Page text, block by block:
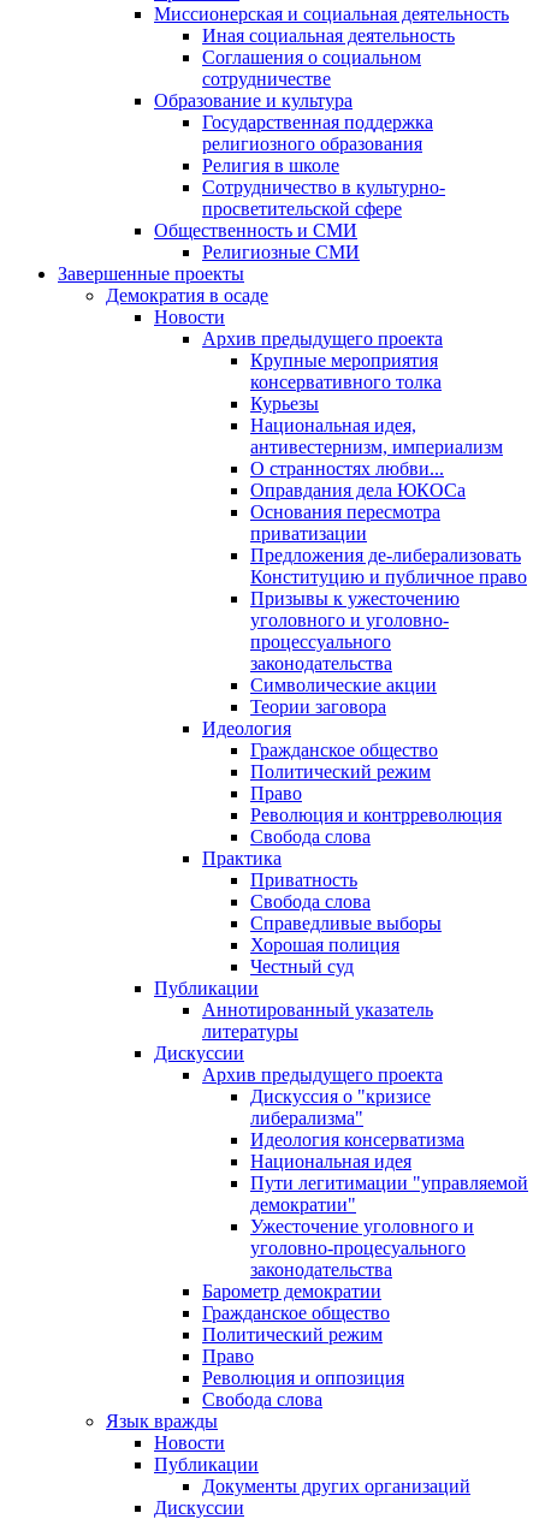
Миссионерская и социальная деятельность
Иная социальная деятельность
Соглашения о социальном
сотрудничестве
Образование и культура
Государственная поддержка
религиозного образования
Религия в школе
Сотрудничество в культурно-
просветительской сфере
Общественность и СМИ
Религиозные СМИ
Завершенные проекты
Демократия в осаде
Новости
Архив предыдущего проекта
Крупные мероприятия
консервативного толка
Курьезы
Национальная идея,
антивестернизм, империализм
О странностях любви...
Оправдания дела ЮКОСа
Основания пересмотра
приватизации
Предложения де-либерализовать
Конституцию и публичное право
Призывы к ужесточению
уголовного и уголовно-
процессуального
законодательства
Символические акции
Теории заговора
Идеология
Гражданское общество
Политический режим
Право
Революция и контрреволюция
Свобода слова
Практика
Приватность
Свобода слова
Справедливые выборы
Хорошая полиция
Честный суд
Публикации
Аннотированный указатель
литературы
Дискуссии
Архив предыдущего проекта
Дискуссия о "кризисе
либерализма"
Идеология консерватизма
Национальная идея
Пути легитимации "управляемой
демократии"
Ужесточение уголовного и
уголовно-процесуального
законодательства
Барометр демократии
Гражданское общество
Политический режим
Право
Революция и оппозиция
Свобода слова
Язык вражды
Новости
Публикации
Документы других организаций
Дискуссии